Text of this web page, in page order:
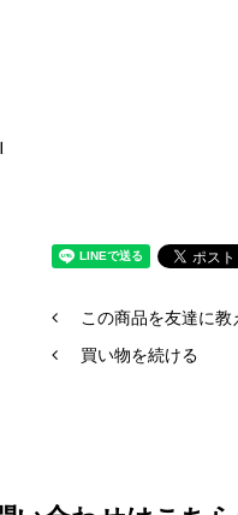
この商品を友達に教
買い物を続ける